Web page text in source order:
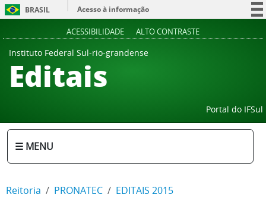
BRASIL
Acesso à informação
ACESSIBILIDADE ALTO CONTRASTE
Instituto Federal Sul-rio-grandense
Editais
Portal do IFSul
☰ MENU
Reitoria PRONATEC EDITAIS 2015